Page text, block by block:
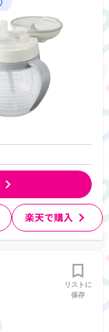
楽天で購入
リストに
保存